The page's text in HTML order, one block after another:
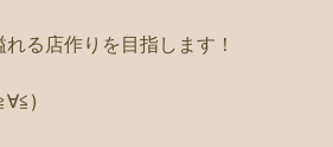
る店作りを目指します！